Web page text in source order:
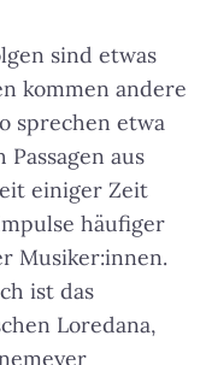
sind etwas
kommen andere
sprechen etwa
aus
einiger Zeit
häufiger
Musiker:innen.
ist das
Loredana,